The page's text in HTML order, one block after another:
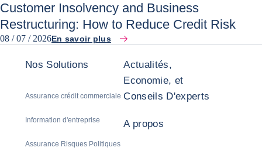
Customer Insolvency and Business
Restructuring: How to Reduce Credit Risk
08 / 07 / 2026En savoir plus
Nos Solutions
Assurance crédit commerciale
Information d'entreprise
Assurance Risques Politiques
Actualités,
Economie, et
Conseils D'experts
A propos